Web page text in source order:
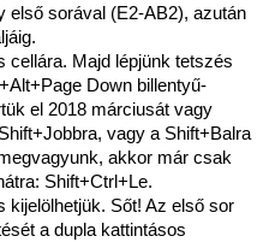
első sorával (E2-AB2), azután
cellára. Majd lépjünk tetszés
Down billentyű-
el 2018 márciusát vagy
vagy a Shift+Balra
akkor már csak
Shift+Ctrl+Le.
kijelölhetjük. Sőt! Az első sor
a dupla kattintásos